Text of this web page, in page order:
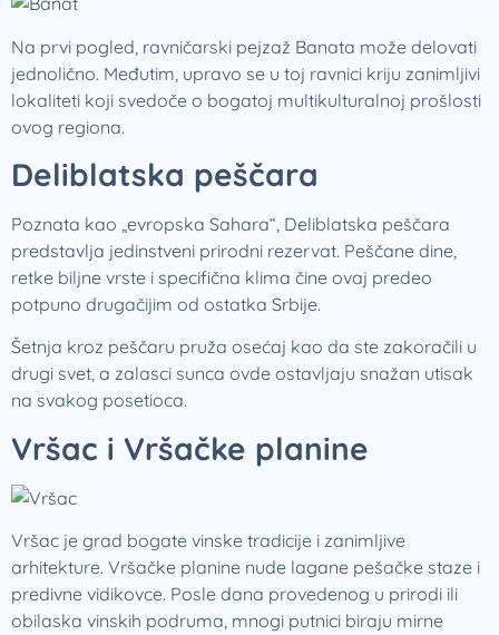
Na prvi pogled, ravničarski pejzaž Banata može delovati
jednolično. Međutim, upravo se u toj ravnici kriju zanimljivi
lokaliteti koji svedoče o bogatoj multikulturalnoj prošlosti
ovog regiona.
Deliblatska peščara
Poznata kao „evropska Sahara“, Deliblatska peščara
predstavlja jedinstveni prirodni rezervat. Peščane dine,
retke biljne vrste i specifična klima čine ovaj predeo
potpuno drugačijim od ostatka Srbije.
Šetnja kroz peščaru pruža osećaj kao da ste zakoračili u
drugi svet, a zalasci sunca ovde ostavljaju snažan utisak
na svakog posetioca.
Vršac i Vršačke planine
Vršac je grad bogate vinske tradicije i zanimljive
arhitekture. Vršačke planine nude lagane pešačke staze i
predivne vidikovce. Posle dana provedenog u prirodi ili
obilaska vinskih podruma, mnogi putnici biraju mirne